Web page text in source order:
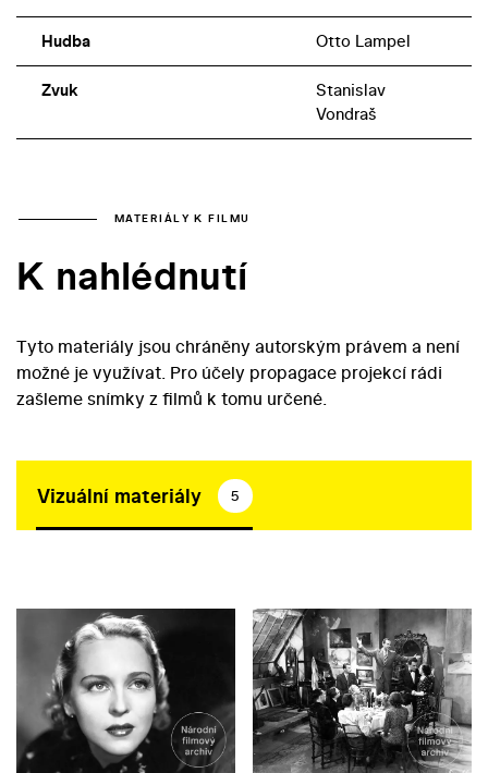
Hudba Otto Lampel
Zvuk
Stanislav
Vondraš
MATERIÁLY K FILMU
K nahlédnutí
Tyto materiály jsou chráněny autorským právem a není
možné je využívat. Pro účely propagace projekcí rádi
zašleme snímky z filmů k tomu určené.
Vizuální materiály 5